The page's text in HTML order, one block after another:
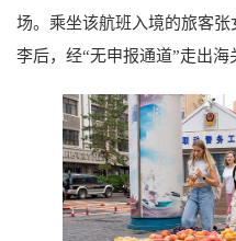
场。乘坐该航班入境的旅客
李后，经“无申报通道”走出海